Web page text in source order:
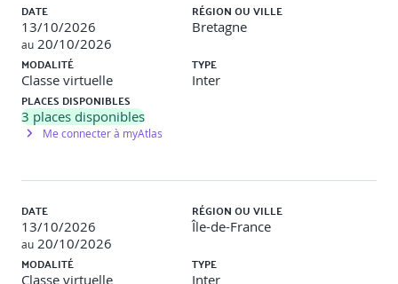
DATE
13/10/2026
au 20/10/2026
RÉGION OU VILLE
Bretagne
MODALITÉ
Classe virtuelle
TYPE
Inter
PLACES DISPONIBLES
3 places disponibles
Me connecter à myAtlas
DATE
13/10/2026
au 20/10/2026
RÉGION OU VILLE
Île-de-France
MODALITÉ
Classe virtuelle
TYPE
Inter